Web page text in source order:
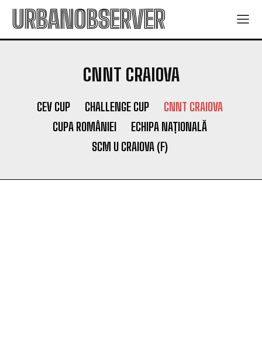
URBANOBSERVER
CNNT CRAIOVA
CEV CUP CHALLENGE CUP
CNNT CRAIOVA
CUPA ROMÂNIEI
ECHIPA NAȚIONALĂ
SCM U CRAIOVA (F)